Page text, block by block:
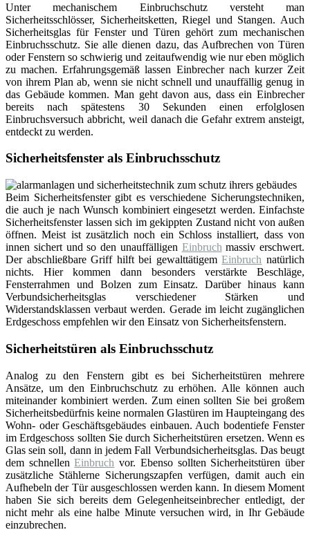
Unter mechanischem Einbruchschutz versteht man
Sicherheitsschlösser, Sicherheitsketten, Riegel und Stangen. Auch
Sicherheitsglas für Fenster und Türen gehört zum mechanischen
Einbruchsschutz. Sie alle dienen dazu, das Aufbrechen von Türen
oder Fenstern so schwierig und zeitaufwendig wie nur eben möglich
zu machen. Erfahrungsgemäß lassen Einbrecher nach kurzer Zeit
von ihrem Plan ab, wenn sie nicht schnell und unauffällig genug in
das Gebäude kommen. Man geht davon aus, dass ein Einbrecher
bereits nach spätestens 30 Sekunden einen erfolglosen
Einbruchsversuch abbricht, weil danach die Gefahr extrem ansteigt,
entdeckt zu werden.
Sicherheitsfenster als Einbruchsschutz
Beim Sicherheitsfenster gibt es verschiedene Sicherungstechniken,
die auch je nach Wunsch kombiniert eingesetzt werden. Einfachste
Sicherheitsfenster lassen sich im gekippten Zustand nicht von außen
öffnen. Meist ist zusätzlich noch ein Schloss installiert, dass von
innen sichert und so den unauffälligen Einbruch massiv erschwert.
Der abschließbare Griff hilft bei gewalttätigemEinbruch natürlich
nichts. Hier kommen dann besonders verstärkte Beschläge,
Fensterrahmen und Bolzen zum Einsatz. Darüber hinaus kann
Verbundsicherheitsglas verschiedener Stärken und
Widerstandsklassen verbaut werden. Gerade im leicht zugänglichen
Erdgeschoss empfehlen wir den Einsatz von Sicherheitsfenstern.
Sicherheitstüren als Einbruchsschutz
Analog zu den Fenstern gibt es bei Sicherheitstüren mehrere
Ansätze, um den Einbruchschutz zu erhöhen. Alle können auch
miteinander kombiniert werden. Zum einen sollten Sie bei großem
Sicherheitsbedürfnis keine normalen Glastüren im Haupteingang des
Wohn- oder Geschäftsgebäudes einbauen. Auch bodentiefe Fenster
im Erdgeschoss sollten Sie durch Sicherheitstüren ersetzen. Wenn es
Glas sein soll, dann in jedem Fall Verbundsicherheitsglas. Das beugt
dem schnellenEinbruch vor. Ebenso sollten Sicherheitstüren über
zusätzliche Stählerne Sicherungszapfen verfügen, damit auch ein
Aufhebeln der Tür ausgeschlossen werden kann. In diesem Moment
haben Sie sich bereits dem Gelegenheitseinbrecher entledigt, der
nicht mehr als eine halbe Minute versuchen wird, in Ihr Gebäude
einzubrechen.